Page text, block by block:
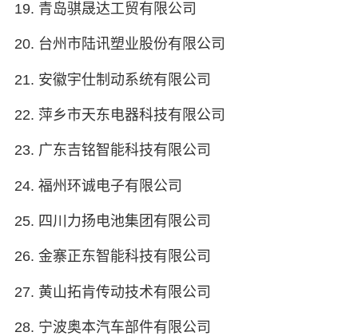
19. 青岛骐晟达工贸有限公司
20. 台州市陆讯塑业股份有限公司
21. 安徽宇仕制动系统有限公司
22. 萍乡市天东电器科技有限公司
23. 广东吉铭智能科技有限公司
24. 福州环诚电子有限公司
25. 四川力扬电池集团有限公司
26. 金寨正东智能科技有限公司
27. 黄山拓肯传动技术有限公司
28. 宁波奥本汽车部件有限公司